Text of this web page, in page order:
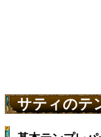
サティのテ